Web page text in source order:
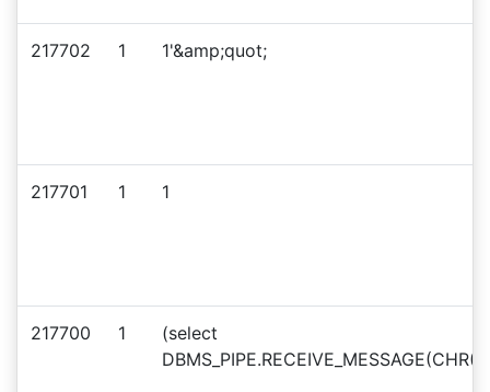
217702 1 1'&amp;quot;
217701 1 1
217700 1
(select